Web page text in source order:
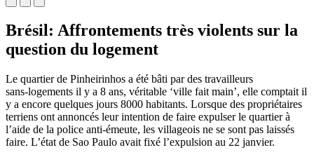
Brésil: Affrontements très violents sur la
question du logement
Le quartier de Pinheirinhos a été bâti par des travailleurs
sans-logements il y a 8 ans, véritable ‘ville fait main’, elle comptait il
y a encore quelques jours 8000 habitants. Lorsque des propriétaires
terriens ont annoncés leur intention de faire expulser le quartier à
l’aide de la police anti-émeute, les villageois ne se sont pas laissés
faire. L’état de Sao Paulo avait fixé l’expulsion au 22 janvier.